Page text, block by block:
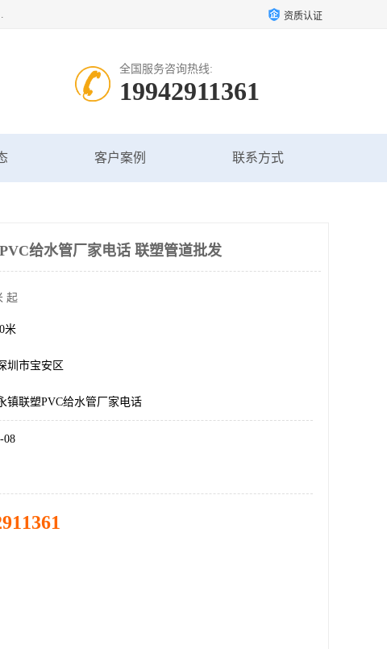
一家专业销售各种管材管件，绝缘电工套管及配件等系列产品的贸易公司。 资质认证
全国服务咨询热线:
19942911361
客户案例 联系方式
给水管厂家电话 联塑管道批发
起
米
圳市宝安区
镇联塑PVC给水管厂家电话
08